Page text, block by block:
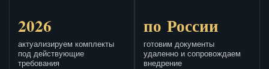
2026
актуализируем комплекты
под действующие
требования
по России
готовим документы
удаленно и сопровождаем
внедрение